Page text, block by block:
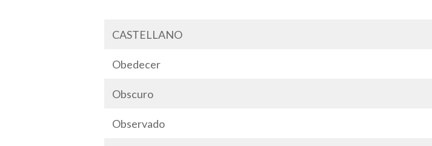
CASTELLANO
Obedecer
Obscuro
Observado